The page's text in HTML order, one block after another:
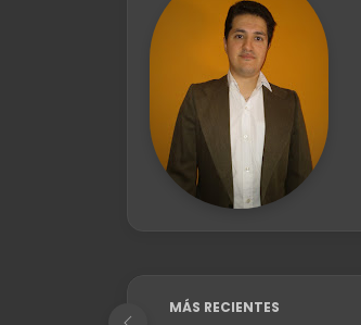
MÁS RECIENTES